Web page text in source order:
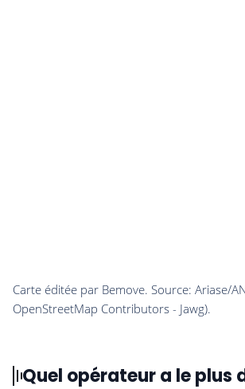
Quel opérateur a le plus